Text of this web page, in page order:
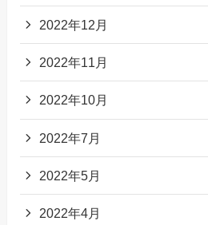
2022年12月
2022年11月
2022年10月
2022年7月
2022年5月
2022年4月